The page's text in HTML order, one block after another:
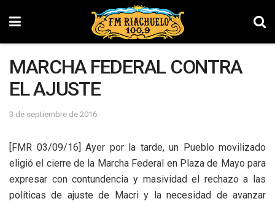
MARCHA FEDERAL CONTRA
EL AJUSTE
3 de septiembre de 2016
[FMR 03/09/16] Ayer por la tarde, un Pueblo movilizado
eligió el cierre de la Marcha Federal en Plaza de Mayo para
expresar con contundencia y masividad el rechazo a las
políticas de ajuste de Macri y la necesidad de avanzar